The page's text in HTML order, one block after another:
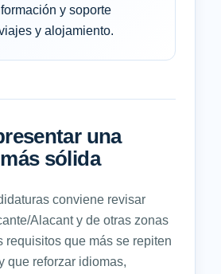
y soporte
y alojamiento.
una
sólida
conviene revisar
Alacant y de otras zonas
requisitos que más se repiten
que reforzar idiomas,